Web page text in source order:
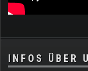
.
INFOS ÜBER